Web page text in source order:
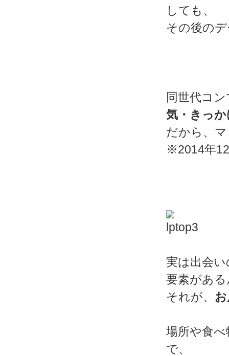
しても、
その後の
同世代コ
気・きっ
だから、
※2014年
実は出会
要素があ
それが、
場所や食
で、